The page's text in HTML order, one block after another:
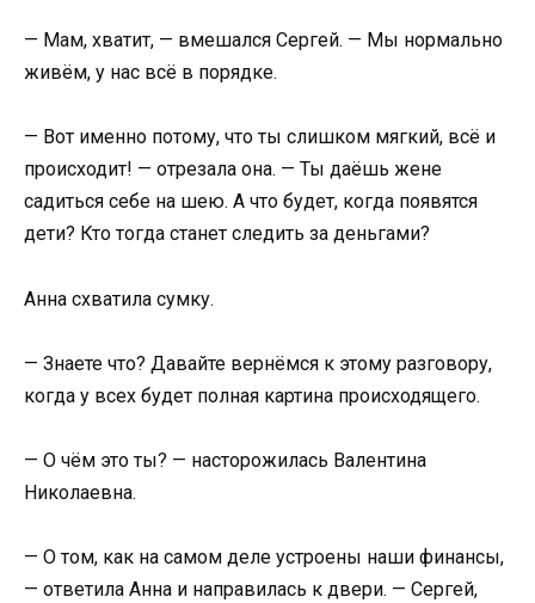
— Мам, хватит, — вмешался Сергей. — Мы нормально
живём, у нас всё в порядке.
— Вот именно потому, что ты слишком мягкий, всё и
происходит! — отрезала она. — Ты даёшь жене
садиться себе на шею. А что будет, когда появятся
дети? Кто тогда станет следить за деньгами?
Анна схватила сумку.
— Знаете что? Давайте вернёмся к этому разговору,
когда у всех будет полная картина происходящего.
— О чём это ты? — насторожилась Валентина
Николаевна.
— О том, как на самом деле устроены наши финансы,
— ответила Анна и направилась к двери. — Сергей,